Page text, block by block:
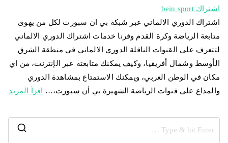
اشتراك bein sport
اشتراك الدوري الالماني عبر شبكة بي ان سبورت لكل من يهوى
متابعة الرياضة وكرة القدم وفرنا خدمات اشتراك الدوري الالماني
لتتعرف على القنوات الناقلة الدوري الالماني في منطقة الشرق
الأوسط وشمال أفريقيا، وكيف يمكنك متابعته عبر الإنترنت، من اي
مكان في الوطن العربي، ويمكنك الاستمتاع بمشاهدة الدوري
والمذاع على قنوات الرياضة الشهيرة بي أن سبورت،…
اقرأ المزيد